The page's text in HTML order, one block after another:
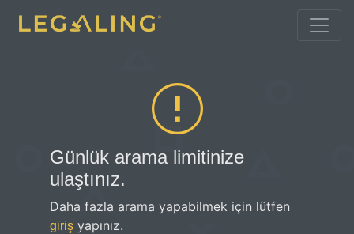
Günlük arama limitinize
ulaştınız.
Daha fazla arama yapabilmek için lütfen
giriş yapınız.